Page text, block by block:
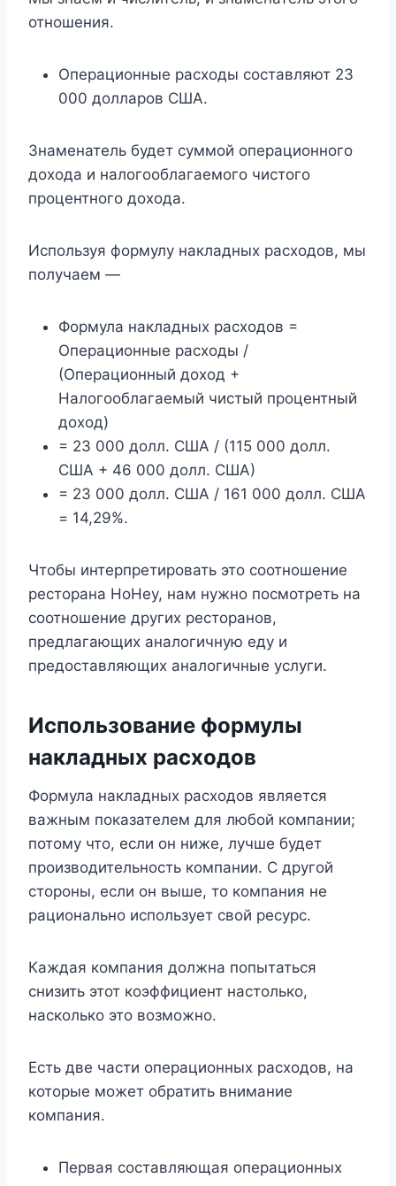
отношения.
Операционные расходы составляют 23
000 долларов США.
Знаменатель будет суммой операционного
дохода и налогооблагаемого чистого
процентного дохода.
Используя формулу накладных расходов, мы
получаем —
Формула накладных расходов =
Операционные расходы /
(Операционный доход +
Налогооблагаемый чистый процентный
доход)
= 23 000 долл. США / (115 000 долл.
США + 46 000 долл. США)
= 23 000 долл. США / 161 000 долл. США
= 14,29%.
Чтобы интерпретировать это соотношение
ресторана HoHey, нам нужно посмотреть на
соотношение других ресторанов,
предлагающих аналогичную еду и
предоставляющих аналогичные услуги.
Использование формулы
накладных расходов
Формула накладных расходов является
важным показателем для любой компании;
потому что, если он ниже, лучше будет
производительность компании. С другой
стороны, если он выше, то компания не
рационально использует свой ресурс.
Каждая компания должна попытаться
снизить этот коэффициент настолько,
насколько это возможно.
Есть две части операционных расходов, на
которые может обратить внимание
компания.
Первая составляющая операционных